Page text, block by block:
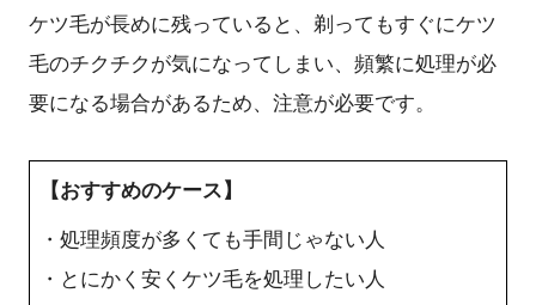
ケツ毛が長めに残っていると、剃ってもすぐにケツ
毛のチクチクが気になってしまい、頻繁に処理が必
要になる場合があるため、注意が必要です。
【おすすめのケース】
・処理頻度が多くても手間じゃない人
・とにかく安くケツ毛を処理したい人